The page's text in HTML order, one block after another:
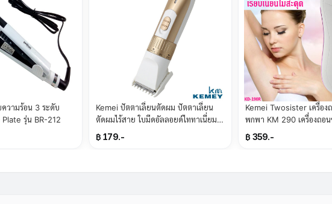
วามร้อน 3 ระดับ
รุ่น BR-212
Kemei ปัตตาเลี่ยนตัดผม ปัตตาเลี่ยน
ตัดผมไร้สาย ใบมีดอัลลอยด์ไททาเนี่ยม
รุ่น KM-9020
฿ 179.-
Kemei Twosister เครื่อง
พกพา KM 290 เครื่องถอ
฿ 359.-